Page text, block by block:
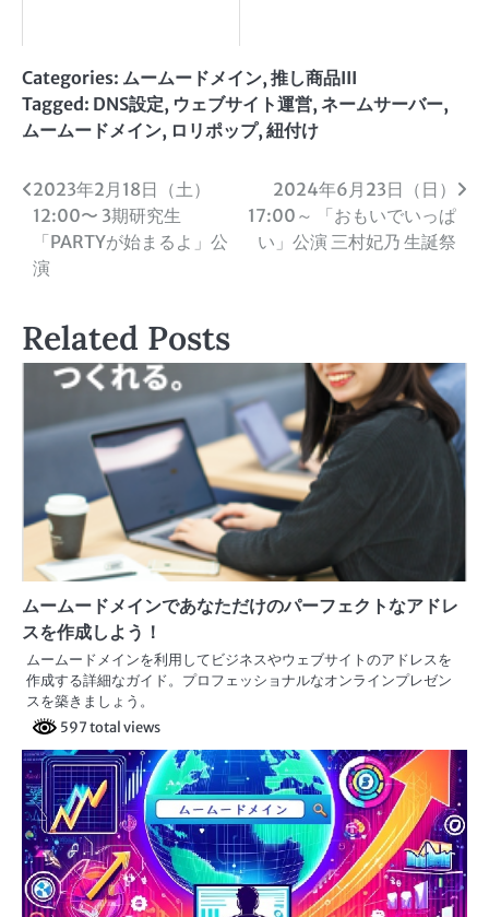
Categories: ムームードメイン, 推し商品III
Tagged: DNS設定, ウェブサイト運営, ネームサーバー,
ムームードメイン, ロリポップ, 紐付け
投
稿
ナ
ゲ
シ
ン
2023年2月18日（土）
12:00〜 3期研究生
「PARTYが始まるよ」公
演
2024年6月23日（日）
17:00～ 「おもいでいっぱ
い」公演 三村妃乃 生誕祭
Related Posts
ムームードメインであなただけのパーフェクトなアドレ
スを作成しよう！
ムームードメインを利用してビジネスやウェブサイトのアドレスを
作成する詳細なガイド。プロフェッショナルなオンラインプレゼン
スを築きましょう。
597 total views